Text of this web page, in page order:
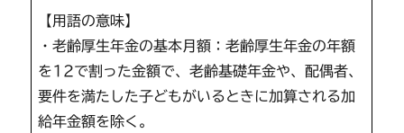
【用語の意味】
・老齢厚生年金の基本月額：老齢厚生年金の年額
を12で割った金額で、老齢基礎年金や、配偶者、
要件を満たした子どもがいるときに加算される加
給年金額を除く。